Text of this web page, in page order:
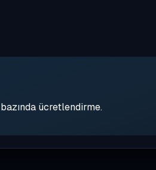
ücretlendirme.